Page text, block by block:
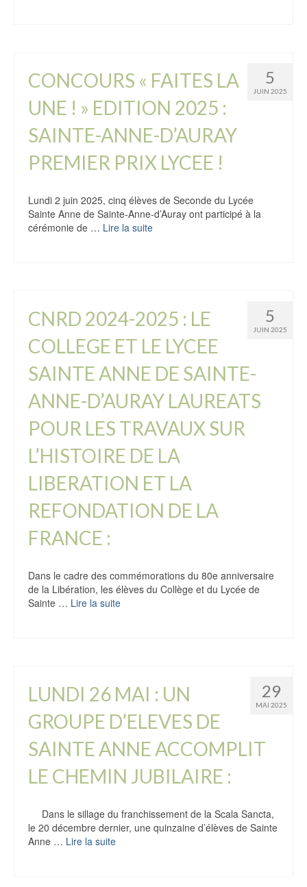
5
JUIN 2025
CONCOURS « FAITES LA
UNE ! » EDITION 2025 :
SAINTE-ANNE-D’AURAY
PREMIER PRIX LYCEE !
Lundi 2 juin 2025, cinq élèves de Seconde du Lycée
Sainte Anne de Sainte-Anne-d’Auray ont participé à la
cérémonie de … Lire la suite
5
JUIN 2025
CNRD 2024-2025 : LE
COLLEGE ET LE LYCEE
SAINTE ANNE DE SAINTE-
ANNE-D’AURAY LAUREATS
POUR LES TRAVAUX SUR
L’HISTOIRE DE LA
LIBERATION ET LA
REFONDATION DE LA
FRANCE :
Dans le cadre des commémorations du 80e anniversaire
de la Libération, les élèves du Collège et du Lycée de
Sainte … Lire la suite
29
MAI 2025
LUNDI 26 MAI : UN
GROUPE D’ELEVES DE
SAINTE ANNE ACCOMPLIT
LE CHEMIN JUBILAIRE :
Dans le sillage du franchissement de la Scala Sancta,
le 20 décembre dernier, une quinzaine d’élèves de Sainte
Anne … Lire la suite